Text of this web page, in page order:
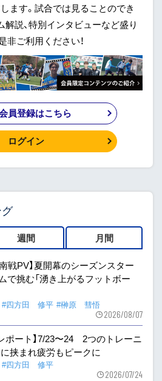
ます。試合では見ることのでき
解説、特別インタビューなど盛り
非ご利用ください！
員登録はこちら
ログイン
週間 月間
戦PV】夏開幕のシーズンスター
で挑む「湧き上がるフットボー
#四方田 修平 #榊原 彗悟
2026/08/07
ポート】7/23〜24 2つのトレーニ
挟まれ疲労もピークに
#四方田 修平
2026/07/24